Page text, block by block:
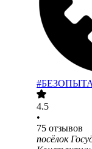
#БЕЗОПЫТА
4.5
•
75 отзывов
посёлок